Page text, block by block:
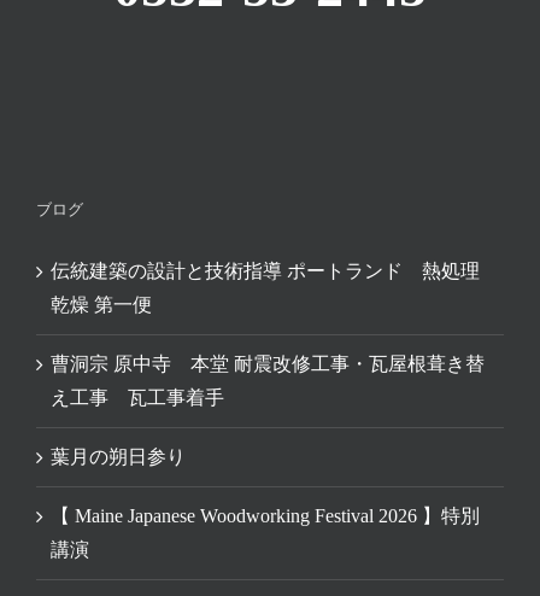
ブログ
伝統建築の設計と技術指導 ポートランド 熱処理
乾燥 第一便
曹洞宗 原中寺 本堂 耐震改修工事・瓦屋根葺き替
え工事 瓦工事着手
葉月の朔日参り
【 Maine Japanese Woodworking Festival 2026 】特別
講演